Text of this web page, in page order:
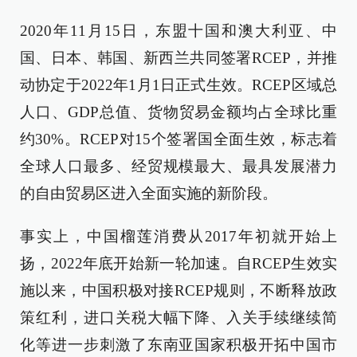
2020年11月15日，东盟十国和澳大利亚、中
国、日本、韩国、新西兰共同签署RCEP，并推
动协定于2022年1月1日正式生效。RCEP区域总
人口、GDP总值、货物贸易金额均占全球比重
约30%。RCEP对15个签署国全面生效，标志着
全球人口最多、经贸规模最大、最具发展潜力
的自由贸易区进入全面实施的新阶段。
事实上，中国榴莲消费从2017年初就开始上
扬，2022年底开始新一轮加速。自RCEP生效实
施以来，中国积极对接RCEP规则，不断释放政
策红利，进口关税大幅下降、入关手续继续简
化等进一步刺激了东南亚国家积极开拓中国市